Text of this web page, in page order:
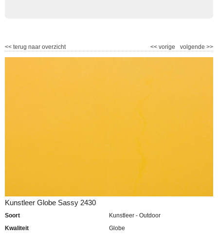
<< terug naar overzicht volgende >>
<< vorige
Kunstleer Globe Sassy 2430
Soort
Kunstleer - Outdoor
Kwaliteit
Globe